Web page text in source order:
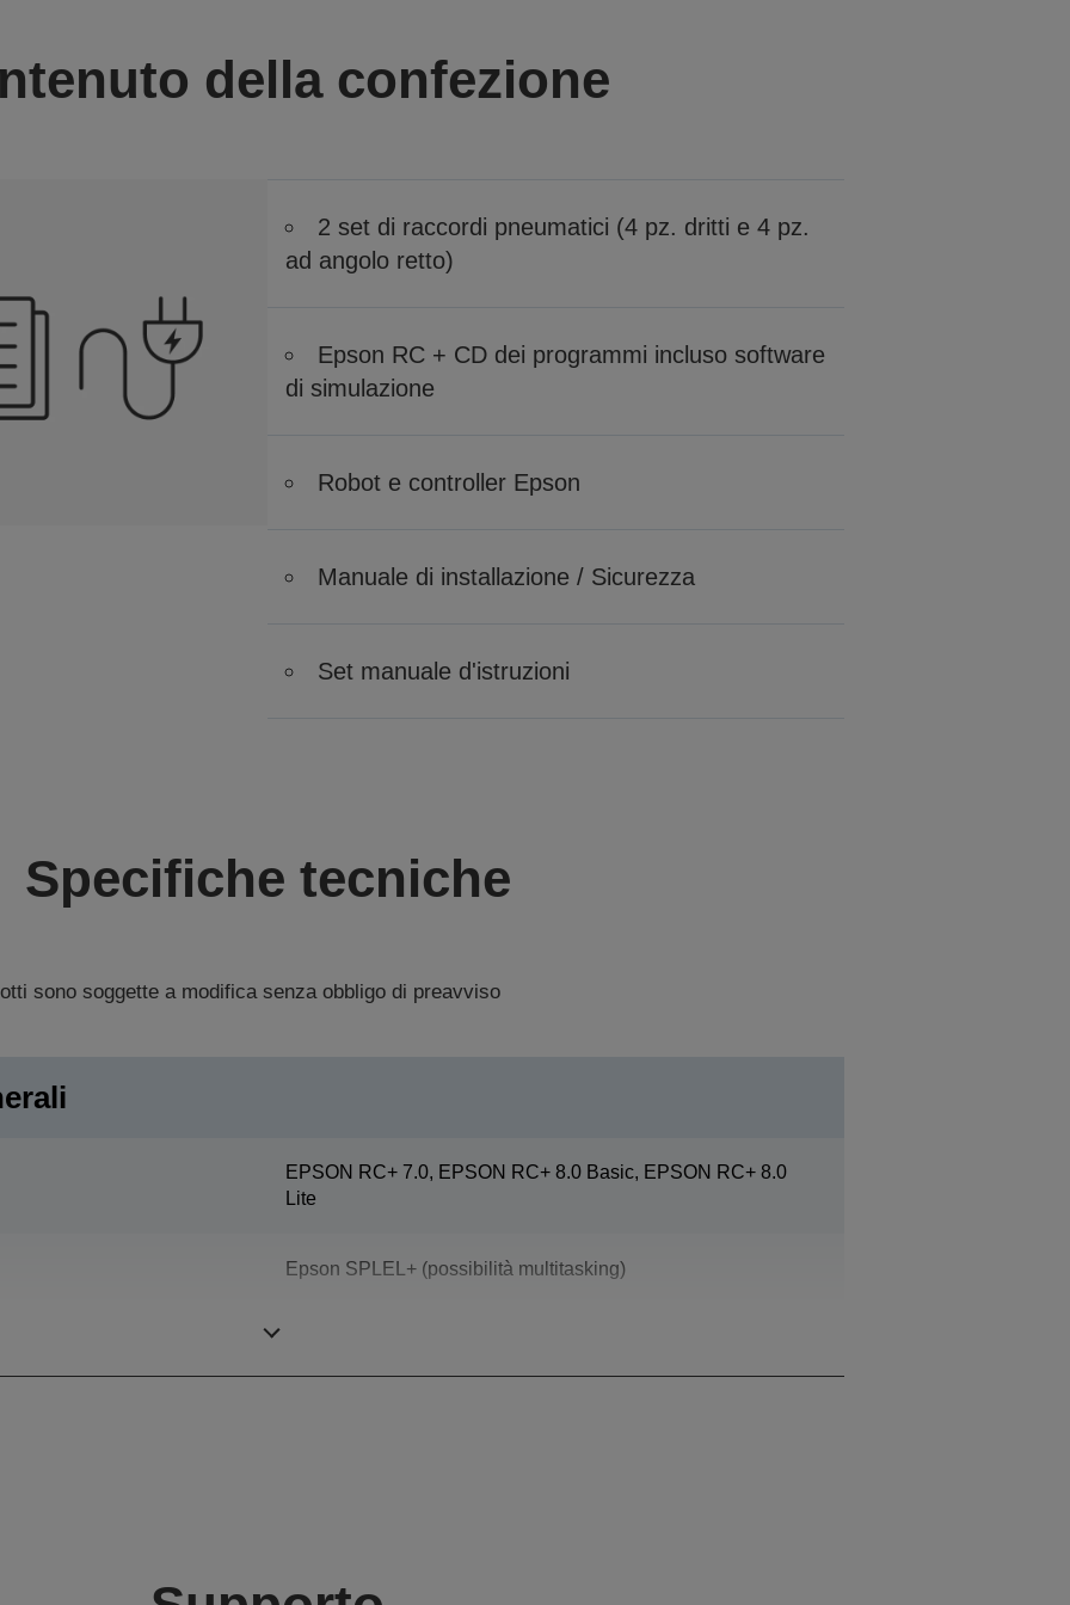
della confezione
2 set di raccordi pneumatici (4 pz. dritti e 4 pz.
ad angolo retto)
Epson RC + CD dei programmi incluso software
di simulazione
Robot e controller Epson
Manuale di installazione / Sicurezza
Set manuale d'istruzioni
Specifiche tecniche
sono soggette a modifica senza obbligo di preavviso
EPSON RC+ 7.0, EPSON RC+ 8.0 Basic, EPSON RC+ 8.0
Lite
Epson SPLEL+ (possibilità multitasking)